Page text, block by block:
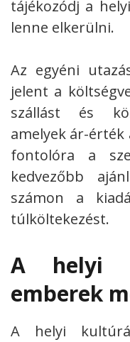
tájékozódj a
lenne elkerülni.
Az egyéni
jelent a
szállást és
amelyek ár-érték
fontolóra a
kedvezőbb
számon a
túlköltekezést.
A helyi
emberek
A helyi